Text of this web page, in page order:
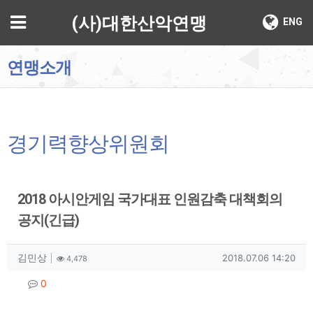
메뉴 ENG
(사)대한산악연맹
연맹소개
경기력향상위원회
2018 아시안게임 국가대표 인원감축 대책회의
공지(긴급)
작성자 정보
김민상 작성4,478조회 작성일
2018.07.06 14:20
컨텐츠 정보
0